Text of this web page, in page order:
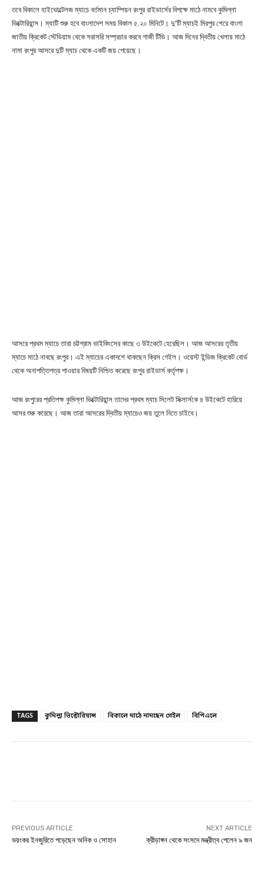
তবে বিকালে হাইভোল্টেলজ ম্যাচে বর্তমান চ্যাম্পিয়ন রংপুর রাইডার্সের বিপক্ষে মাঠে নামবে কুমিল্লা
ভিক্টোরিয়ান্স। ম্যাটি শুরু হবে বাংলাদেশ সময় বিকাল ৫.২০ মিনিটে। দু’টি ম্যাচই মিরপুর শেরে বাংলা
জাতীয় ক্রিকেট স্টেডিয়াম থেকে সরাসরি সম্প্রচার করবে গাজী টিভি। আজ দিনের দ্বিতীয় খেলায় মাঠে
নামা রংপুর আসরে দুটি ম্যাচ থেকে একটি জয় পেয়েছে।
আসরে প্রথম ম্যাচে তারা চট্টগ্রাম ভাইকিংসের কাছে ৩ উইকেটে হেরেছিল। আজ আসরের তৃতীয়
ম্যাচে মাঠে নাবছে রংপুর। এই ম্যাচের একাদশে থাকছেন ক্রিস গেইল। ওয়েস্ট ইন্ডিজ ক্রিকেট বোর্ড
থেকে অনাপত্তিপত্র পাওয়ার বিষয়টি নিশ্চিত করেছে রংপুর রাইডার্স কর্তৃপক্ষ।
আজ রংপুরের প্রতিপক্ষ কুমিল্লা ভিক্টোরিয়ান্স তাদের প্রথম ম্যাচ সিলেট সিক্সার্সকে ৪ উইকেটে হারিয়ে
আসর শুরু করেছে। আজ তারা আসরের দ্বিতীয় ম্যাচেও জয় তুলে নিতে চাইবে।
TAGS কুমিল্লা ভিক্টোরিয়ান্স বিকালে মাঠে নামছেন গেইল বিপিএলে
PREVIOUS ARTICLE
ভয়ংকর ইনজুরিতে পড়েছেন অনিক ও সোহান
NEXT ARTICLE
ক্রীড়াঙ্গন থেকে সংসদে মন্ত্রীত্ব পেলেন ৯ জন